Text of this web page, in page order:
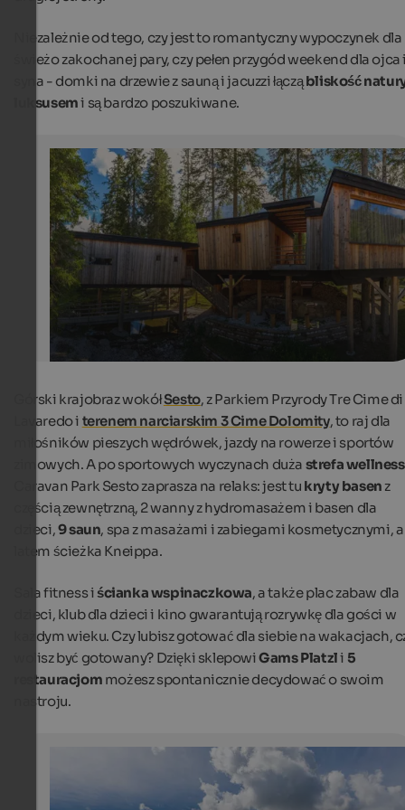
Glamping: 3 consigli dall’Alto Adige
The tree houses in the Caravan Park Sexten guarantee
holiday feeling.
Caravan Park Sexten
Niezależnie od tego, czy jest to romantyczny wypoczynek dla
świeżo zakochanej pary, czy pełen przygód weekend dla ojca
syna - domki na drzewie z sauną i jacuzzi łącząbliskość
luksusemi są bardzo poszukiwane.
Glamping: 3 recommendations for South Tyrol
The Caravan Park Sexten impresses with its dreamlike
Dolomite panorama.
Górski krajobraz wokółSesto, z Parkiem Przyrody Tre Cime di
Lavaredo i terenem narciarskim 3 Cime Dolomity, to raj dla
miłośników pieszych wędrówek, jazdy na rowerze i sportów
zimowych. A po sportowych wyczynach duża strefa wellness
Caravan Park Sesto zaprasza na relaks: jest tu kryty basen z
częścią zewnętrzną, 2 wanny z hydromasażem i basen dla
dzieci,9 saun, spa z masażami i zabiegami kosmetycznymi, a
latem ścieżka Kneippa.
Sala fitness i ścianka wspinaczkowa, a także plac zabaw dla
dzieci, klub dla dzieci i kino gwarantują rozrywkę dla gości w
każdym wieku. Czy lubisz gotować dla siebie na wakacjach,
wolisz być gotowany? Dzięki sklepowiGams Platzli 5
restauracjom możesz spontanicznie decydować o swoim
nastroju.